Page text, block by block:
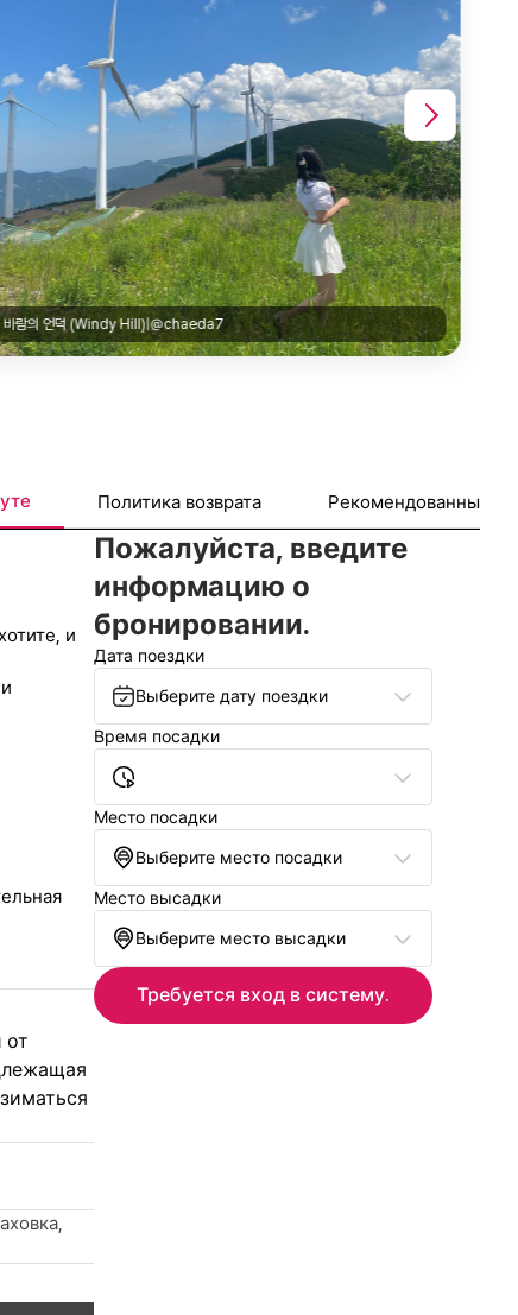
Политика возврата Рекомендованные
и
от
Пожалуйста, введите
информацию о
бронировании.
Дата поездки
Выберите дату поездки
Время посадки
Место посадки
Выберите место посадки
Место высадки
Выберите место высадки
Требуется вход в систему.